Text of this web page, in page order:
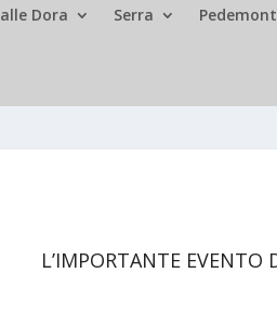
Dora Serra
L’IMPORTANTE EVENTO